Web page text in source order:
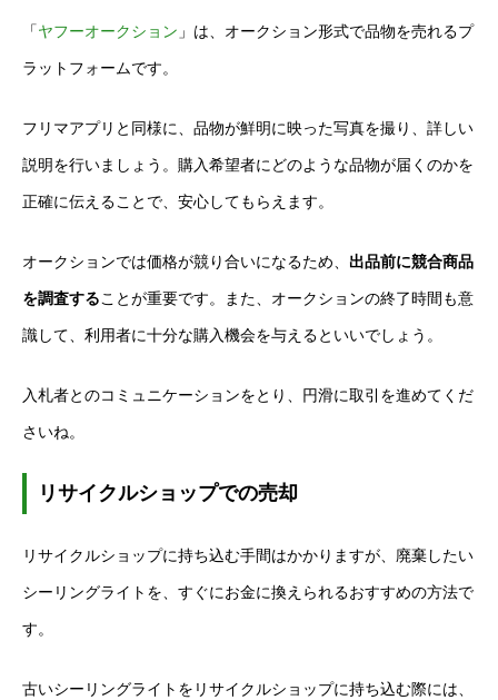
「ヤフーオークション 」は、オークション形式で品物を売れるプ
ラットフォームです。
フリマアプリと同様に、品物が鮮明に映った写真を撮り、詳しい
説明を行いましょう。購入希望者にどのような品物が届くのかを
正確に伝えることで、安心してもらえます。
オークションでは価格が競り合いになるため、 出品前に競合商品
を調査することが重要です。また、オークションの終了時間も意
識して、利用者に十分な購入機会を与えるといいでしょう。
入札者とのコミュニケーションをとり、円滑に取引を進めてくだ
さいね。
リサイクルショップでの売却
リサイクルショップに持ち込む手間はかかりますが、廃棄したい
シーリングライトを、すぐにお金に換えられるおすすめの方法で
す。
古いシーリングライトをリサイクルショップに持ち込む際には、